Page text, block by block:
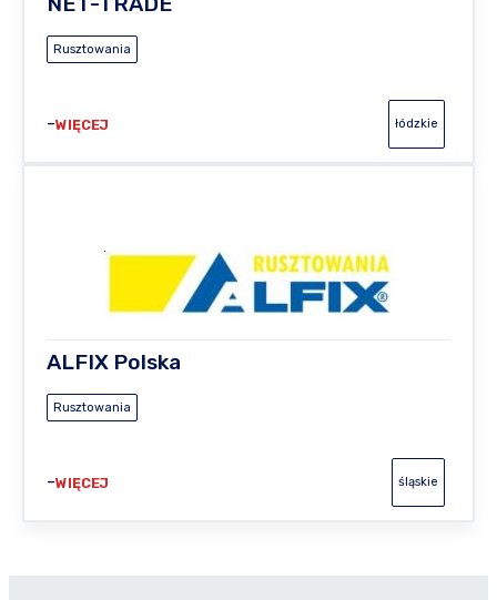
Rusztowania
WIĘCEJ łódzkie
ALFIX Polska
Rusztowania
WIĘCEJ śląskie